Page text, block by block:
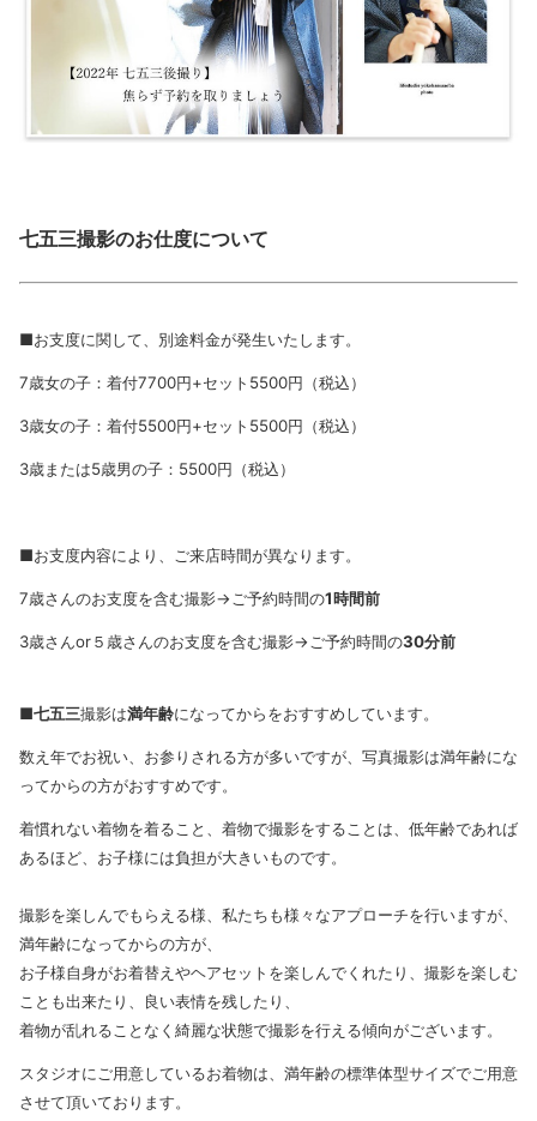
七五三撮影のお仕度について
■お支度に関して、別途料金が発生いたします。
7歳女の子：着付7700円+セット5500円（税込）
3歳女の子：着付5500円+セット5500円（税込）
3歳または5歳男の子：5500円（税込）
■お支度内容により、ご来店時間が異なります。
7歳さんのお支度を含む撮影→ご予約時間の1時間前
3歳さんor５歳さんのお支度を含む撮影→ご予約時間の30分前
■七五三撮影は満年齢になってからをおすすめしています。
数え年でお祝い、お参りされる方が多いですが、写真撮影は満年齢にな
ってからの方がおすすめです。
着慣れない着物を着ること、着物で撮影をすることは、低年齢であれば
あるほど、お子様には負担が大きいものです。
撮影を楽しんでもらえる様、私たちも様々なアプローチを行いますが、
満年齢になってからの方が、
お子様自身がお着替えやヘアセットを楽しんでくれたり、撮影を楽しむ
ことも出来たり、良い表情を残したり、
着物が乱れることなく綺麗な状態で撮影を行える傾向がございます。
スタジオにご用意しているお着物は、満年齢の標準体型サイズでご用意
させて頂いております。